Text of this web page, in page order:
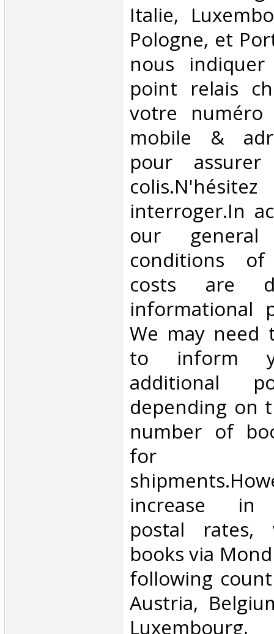
Italie,
Pologne, et
nous
point relais
votre numéro
mobile &
pour
interroger.In
our
conditions of
costs are
informational
We may need
to inform
additional
depending on
number of
for
increase in
postal
books via
following
Austria,